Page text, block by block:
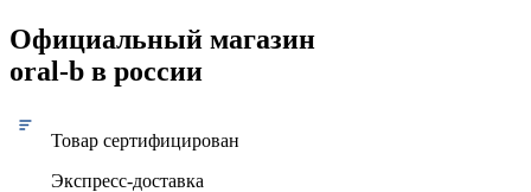
Официальный магазин
oral-b в россии
Товар сертифицирован
Экспресс-доставка